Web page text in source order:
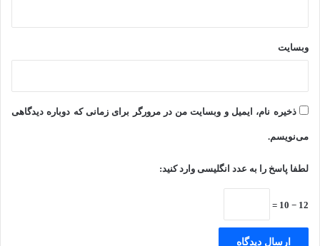
وبسایت
ذخیره نام، ایمیل و وبسایت من در مرورگر برای زمانی که دوباره دیدگاهی
می‌نویسم.
لطفا پاسخ را به عدد انگلیسی وارد کنید:
12 − 10 =